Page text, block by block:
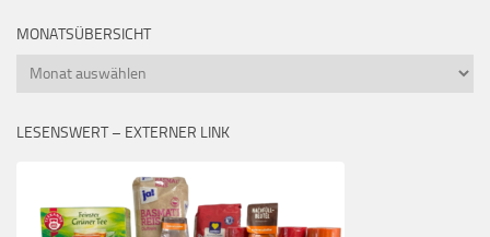
MONATSÜBERSICHT
Monatsübersicht
LESENSWERT – EXTERNER LINK